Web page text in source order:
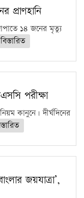
প্রাণহানি
১৪ জনের মৃত্যু
বিস্তারিত
পরীক্ষা
কানুনে। দীর্ঘদিনের
জয়যাত্রা’,